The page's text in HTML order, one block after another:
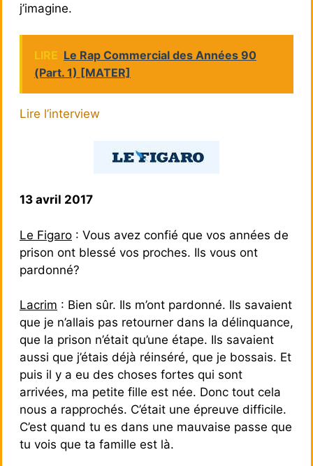
j’imagine.
LIRE Le Rap Commercial des Années 90
(Part. 1) [MATER]
Lire l’interview
13 avril 2017
Le Figaro : Vous avez confié que vos années de
prison ont blessé vos proches. Ils vous ont
pardonné?
Lacrim : Bien sûr. Ils m’ont pardonné. Ils savaient
que je n’allais pas retourner dans la délinquance,
que la prison n’était qu’une étape. Ils savaient
aussi que j’étais déjà réinséré, que je bossais. Et
puis il y a eu des choses fortes qui sont
arrivées, ma petite fille est née. Donc tout cela
nous a rapprochés. C’était une épreuve difficile.
C’est quand tu es dans une mauvaise passe que
tu vois que ta famille est là.